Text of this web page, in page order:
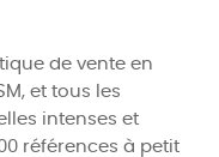
de vente en
et tous les
intenses et
références à petit